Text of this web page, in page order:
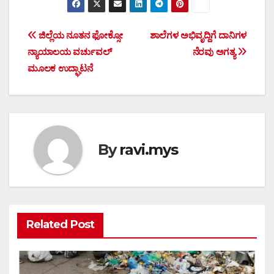
Post
navigation
ಶಾಲೆಗಳ ಅಭಿವೃದ್ದಿಗೆ ದಾನಿಗಳ
ನೆರವು ಅಗತ್ಯ
ಜಿಲ್ಲೆಯ ನೂತನ ಫೋಕ್ಸೋ
ನ್ಯಾಯಾಲಯ ವರ್ಚುವಲ್
ಮೂಲಕ ಉದ್ಘಾಟನೆ
Byravi.mys
Related Post